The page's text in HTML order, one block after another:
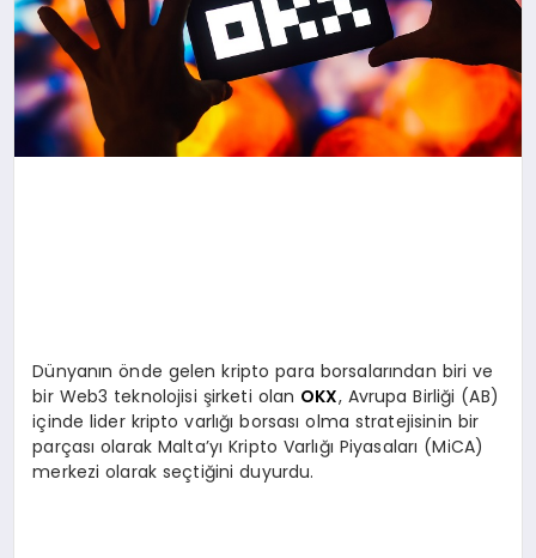
SIYASET
SPOR
Dünyanın önde gelen kripto para borsalarından biri ve
bir Web3 teknolojisi şirketi olan OKX, Avrupa Birliği (AB)
içinde lider kripto varlığı borsası olma stratejisinin bir
parçası olarak Malta’yı Kripto Varlığı Piyasaları (MiCA)
merkezi olarak seçtiğini duyurdu.